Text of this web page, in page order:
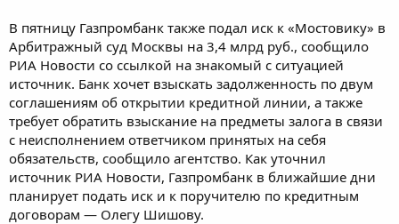
В пятницу Газпромбанк также подал иск к «Мостовику» в
Арбитражный суд Москвы на 3,4 млрд руб., сообщило
РИА Новости со ссылкой на знакомый с ситуацией
источник. Банк хочет взыскать задолженность по двум
соглашениям об открытии кредитной линии, а также
требует обратить взыскание на предметы залога в связи
с неисполнением ответчиком принятых на себя
обязательств, сообщило агентство. Как уточнил
источник РИА Новости, Газпромбанк в ближайшие дни
планирует подать иск и к поручителю по кредитным
договорам — Олегу Шишову.